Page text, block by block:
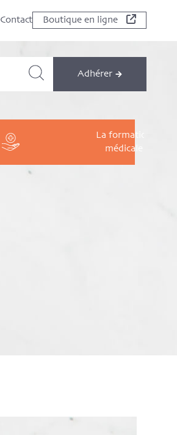
Contact Boutique en ligne
Adhérer
La formation
médicale